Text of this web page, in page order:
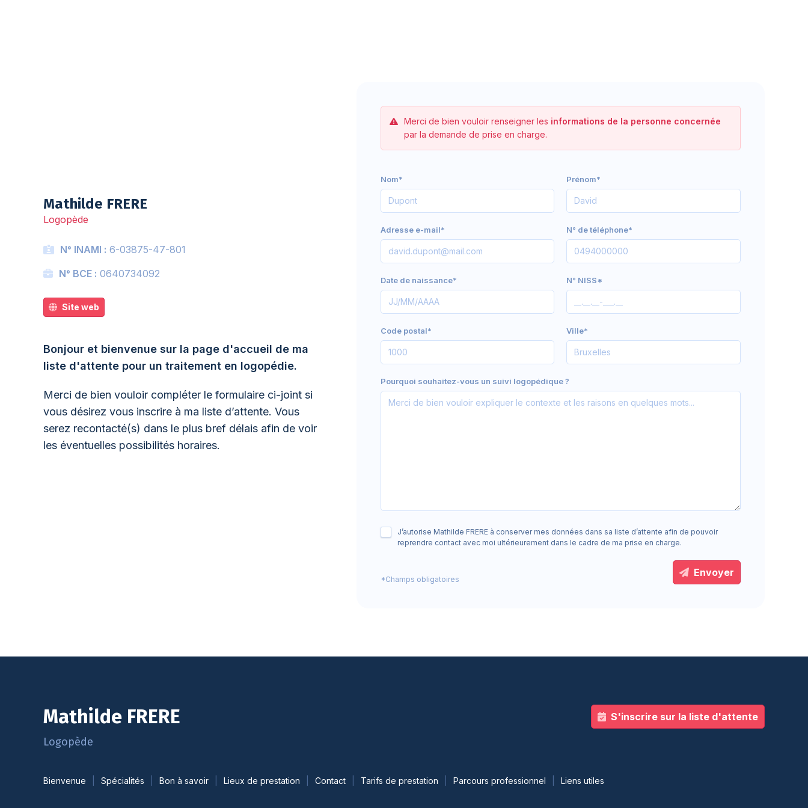
Mathilde FRERE
Logopède
N° INAMI : 6-03875-47-801
N° BCE : 0640734092
Site web
Bonjour et bienvenue sur la page d'accueil de ma
liste d'attente pour un traitement en logopédie.
Merci de bien vouloir compléter le formulaire ci-joint si
vous désirez vous inscrire à ma liste d’attente. Vous
serez recontacté(s) dans le plus bref délais afin de voir
les éventuelles possibilités horaires.
Merci de bien vouloir renseigner les informations de la personne concernée
par la demande de prise en charge.
Nom* Prénom*
Adresse e-mail* N° de téléphone*
Date de naissance* N° NISS*
Code postal* Ville*
Pourquoi souhaitez-vous un suivi logopédique ?
J’autorise Mathilde FRERE à conserver mes données dans sa liste d’attente afin de pouvoir
reprendre contact avec moi ultérieurement dans le cadre de ma prise en charge.
*Champs obligatoires
Envoyer
Mathilde FRERE
Logopède
S'inscrire sur la liste d'attente
Bienvenue Spécialités Bon à savoir Lieux de prestation Contact Tarifs de prestation Parcours professionnel Liens utiles